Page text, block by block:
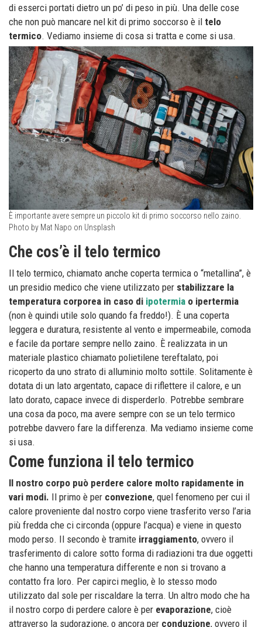
di esserci portati dietro un po’ di peso in più. Una delle cose
che non può mancare nel kit di primo soccorso è il telo
termico. Vediamo insieme di cosa si tratta e come si usa.
È importante avere sempre un piccolo kit di primo soccorso nello zaino.
Photo by Mat Napo on Unsplash
Che cos’è il telo termico
Il telo termico, chiamato anche coperta termica o “metallina”, è
un presidio medico che viene utilizzato per stabilizzare la
temperatura corporea in caso di ipotermia o ipertermia
(non è quindi utile solo quando fa freddo!). È una coperta
leggera e duratura, resistente al vento e impermeabile, comoda
e facile da portare sempre nello zaino. È realizzata in un
materiale plastico chiamato polietilene tereftalato, poi
ricoperto da uno strato di alluminio molto sottile. Solitamente è
dotata di un lato argentato, capace di riflettere il calore, e un
lato dorato, capace invece di disperderlo. Potrebbe sembrare
una cosa da poco, ma avere sempre con se un telo termico
potrebbe davvero fare la differenza. Ma vediamo insieme come
si usa.
Come funziona il telo termico
Il nostro corpo può perdere calore molto rapidamente in
vari modi. Il primo è per convezione, quel fenomeno per cui il
calore proveniente dal nostro corpo viene trasferito verso l’aria
più fredda che ci circonda (oppure l’acqua) e viene in questo
modo perso. Il secondo è tramite irraggiamento, ovvero il
trasferimento di calore sotto forma di radiazioni tra due oggetti
che hanno una temperatura differente e non si trovano a
contatto fra loro. Per capirci meglio, è lo stesso modo
utilizzato dal sole per riscaldare la terra. Un altro modo che ha
il nostro corpo di perdere calore è per evaporazione, cioè
attraverso la sudorazione, o ancora per conduzione, ovvero il